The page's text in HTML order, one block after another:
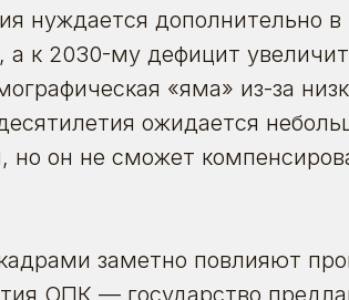
нуждается дополнительно в
а к 2030-му дефицит
«яма» из-за
ожидается
но он не сможет
заметно повлияют
ОПК — государство